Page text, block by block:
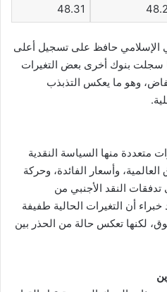
48.31
الإسلامي حافظ على تسجيل أعلى
سجلت بنوك أخرى بعض التغيرات
وهو ما يعكس التذبذب
متعددة منها السياسة النقدية
وأسعار الفائدة، وحركة
تدفقات النقد الأجنبي من
أن التغيرات الحالية طفيفة
لكنها تعكس حالة من الحذر بين